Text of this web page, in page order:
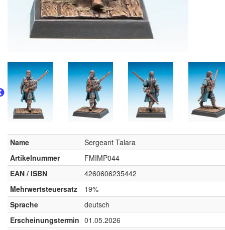
Name
Sergeant Talara
Artikelnummer
FMIMP044
EAN / ISBN
4260606235442
Mehrwertsteuersatz
19%
Sprache
deutsch
Erscheinungstermin 01.05.2026